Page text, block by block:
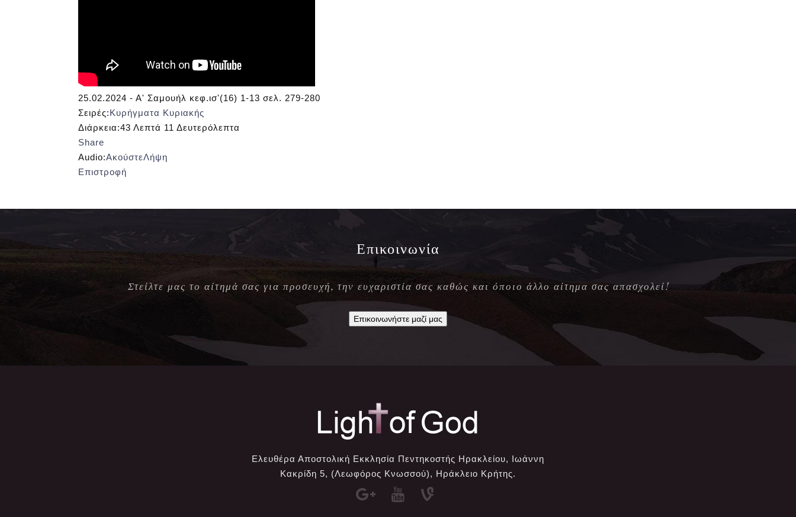
25.02.2024 - Α' Σαμουήλ κεφ.ισ'(16) 1-13 σελ. 279-280
Σειρές:Κυρήγματα Κυριακής
Διάρκεια:43 Λεπτά 11 Δευτερόλεπτα
Share
Audio:ΑκούστεΛήψη
Επιστροφή
Επικοινωνία
Στείλτε μας το αίτημά σας για προσευχή, την ευχαριστία σας καθώς και όποιο άλλο αίτημα σας απασχολεί!
Επικοινωνήστε μαζί μας
Ελευθέρα Αποστολική Εκκλησία Πεντηκοστής Ηρακλείου, Ιωάννη
Κακρίδη 5, (Λεωφόρος Κνωσσού), Ηράκλειο Κρήτης.